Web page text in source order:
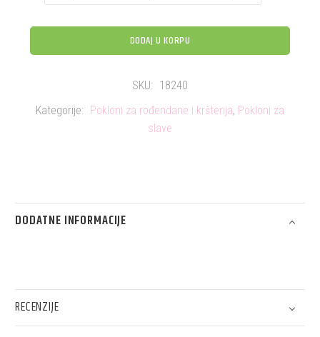
DODAJ U KORPU
SKU: 18240
Kategorije: Pokloni za rođendane i krštenja, Pokloni za
slave
DODATNE INFORMACIJE
RECENZIJE